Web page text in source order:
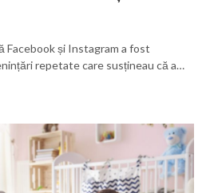
Facebook și Instagram a fost
repetate care susțineau că a…